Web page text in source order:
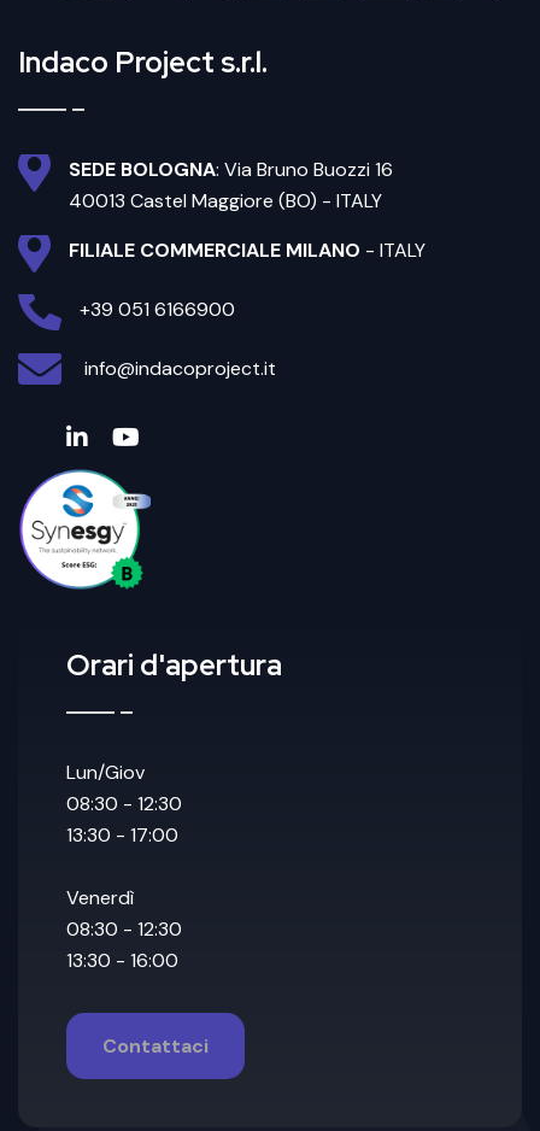
Orari d'apertura
Lun/Giov
08:30 - 12:30
13:30 - 17:00
Venerdì
08:30 - 12:30
13:30 - 16:00
Contattaci
Indaco Project s.r.l.
SEDE BOLOGNA: Via Bruno Buozzi 16
40013 Castel Maggiore (BO) - ITALY
FILIALE COMMERCIALE MILANO - ITALY
+39 051 6166900
info@indacoproject.it